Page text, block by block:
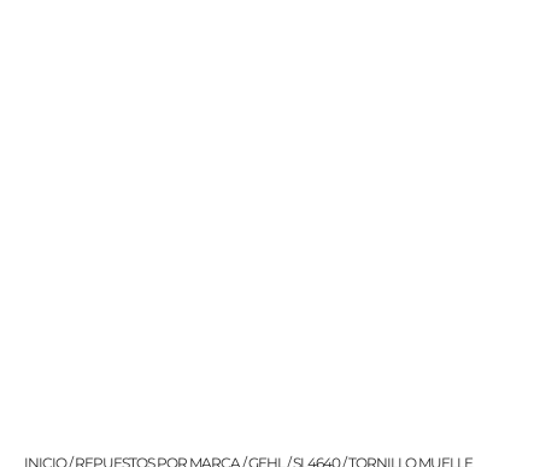
INICIO/REPUESTOS POR MARCA/GEHL/SL4640/ TORNILLO MUELLE
TORNILLO